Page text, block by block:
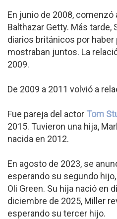
En junio de 2008, comenzó
Balthazar Getty. Más tarde,
diarios británicos por
mostraban juntos. La
2009.
De 2009 a 2011 volvió a
Fue pareja del actor Tom
2015. Tuvieron una hija,
nacida en 2012.
En agosto de 2023, se
esperando su segundo
Oli Green. Su hija nació en
diciembre de 2025, Miller
esperando su tercer hijo.